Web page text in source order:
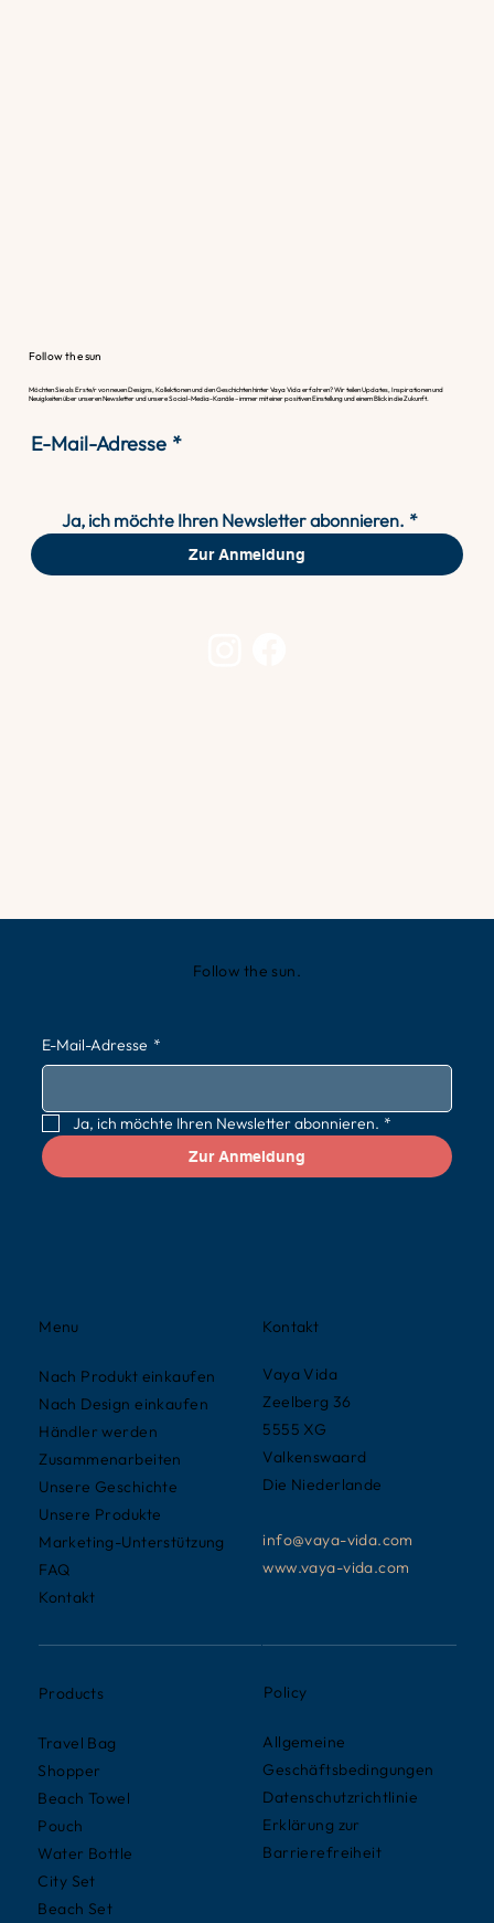
Follow the sun
Möchten Sie als Erste/r von neuen Designs, Kollektionen und den Geschichten hinter Vaya Vida erfahren? Wir teilen Updates, Inspirationen und
Neuigkeiten über unseren Newsletter und unsere Social-Media-Kanäle – immer mit einer positiven Einstellung und einem Blick in die Zukunft.
E-Mail-Adresse *
Ja, ich möchte Ihren Newsletter abonnieren. *
Zur Anmeldung
Kontakt
Vaya Vida
Zeelberg 36
5555 XG
Valkenswaard
Die Niederlande
info@vaya-vida.com
www.vaya-vida.com
Menu
Nach Produkt einkaufen
Nach Design einkaufen
Händler werden
Zusammenarbeiten
Unsere Geschichte
Unsere Produkte
Marketing-Unterstützung
FAQ
Kontakt
Products
Travel Bag
Shopper
Beach Towel
Pouch
Water Bottle
City Set
Beach Set
Policy
Allgemeine
Geschäftsbedingungen
Datenschutzrichtlinie
Erklärung zur
Barrierefreiheit
Follow the sun.
E-Mail-Adresse *
Ja, ich möchte Ihren Newsletter abonnieren. *
Zur Anmeldung